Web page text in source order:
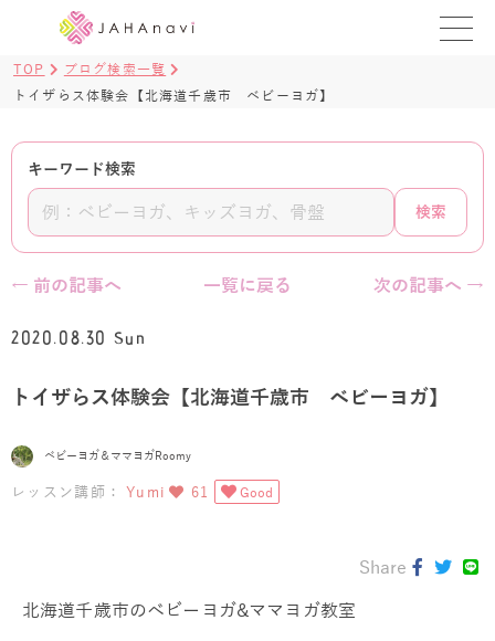
レッスンを探す
BLOG
ヨガ資格講座 ›
TOP
ブログ検索一覧
トイザらス体験会【北海道千歳市 ベビーヨガ】
キーワード検索
検索
← 前の記事へ 一覧に戻る 次の記事へ →
2020.08.30 Sun
トイザらス体験会【北海道千歳市 ベビーヨガ】
ベビーヨガ＆ママヨガRoomy
レッスン講師： Yumi 61 Good
Share
北海道千歳市のベビーヨガ&ママヨガ教室